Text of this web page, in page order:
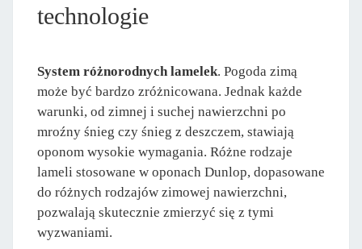
technologie
System różnorodnych lamelek. Pogoda zimą
może być bardzo zróżnicowana. Jednak każde
warunki, od zimnej i suchej nawierzchni po
mroźny śnieg czy śnieg z deszczem, stawiają
oponom wysokie wymagania. Różne rodzaje
lameli stosowane w oponach Dunlop, dopasowane
do różnych rodzajów zimowej nawierzchni,
pozwalają skutecznie zmierzyć się z tymi
wyzwaniami.